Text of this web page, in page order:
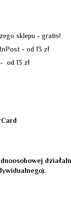
sklepu - gratis!
- od 13 zł
od 13 zł